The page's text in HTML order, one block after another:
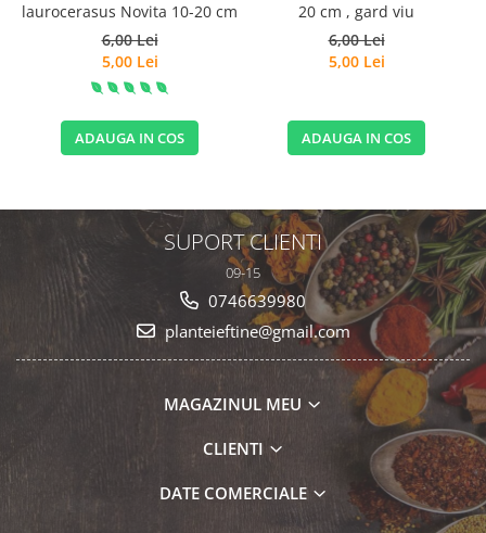
laurocerasus Novita 10-20 cm
6,00 Lei
5,00 Lei
ADAUGA IN COS
20 cm , gard viu
6,00 Lei
5,00 Lei
ADAUGA IN COS
SUPORT CLIENTI
09-15
0746639980
planteieftine@gmail.com
MAGAZINUL MEU
CLIENTI
DATE COMERCIALE